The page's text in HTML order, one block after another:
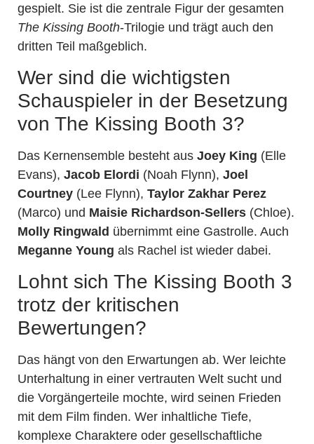
gespielt. Sie ist die zentrale Figur der gesamten
The Kissing Booth-Trilogie und trägt auch den
dritten Teil maßgeblich.
Wer sind die wichtigsten
Schauspieler in der Besetzung
von The Kissing Booth 3?
Das Kernensemble besteht aus Joey King (Elle
Evans), Jacob Elordi (Noah Flynn), Joel
Courtney (Lee Flynn), Taylor Zakhar Perez
(Marco) und Maisie Richardson-Sellers (Chloe).
Molly Ringwald übernimmt eine Gastrolle. Auch
Meganne Young als Rachel ist wieder dabei.
Lohnt sich The Kissing Booth 3
trotz der kritischen
Bewertungen?
Das hängt von den Erwartungen ab. Wer leichte
Unterhaltung in einer vertrauten Welt sucht und
die Vorgängerteile mochte, wird seinen Frieden
mit dem Film finden. Wer inhaltliche Tiefe,
komplexe Charaktere oder gesellschaftliche